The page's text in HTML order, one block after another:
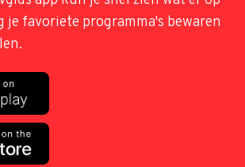
je favoriete programma's bewaren